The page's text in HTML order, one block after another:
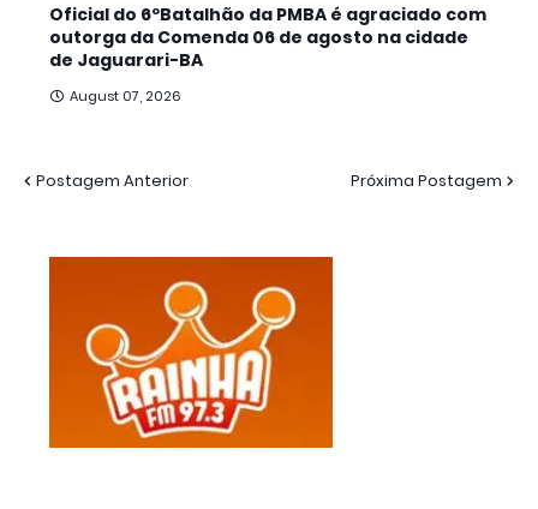
Oficial do 6ºBatalhão da PMBA é agraciado com
outorga da Comenda 06 de agosto na cidade
de Jaguarari-BA
August 07, 2026
Postagem Anterior Próxima Postagem